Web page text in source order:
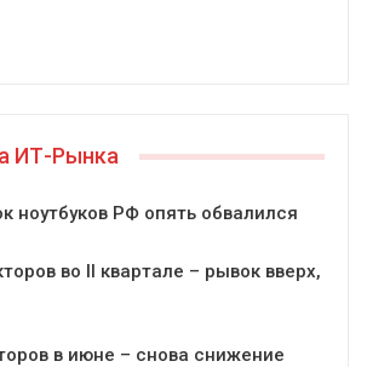
ИТ-Рынка
ноутбуков РФ опять обвалился
во II квартале – рывок вверх,
в июне – снова снижение